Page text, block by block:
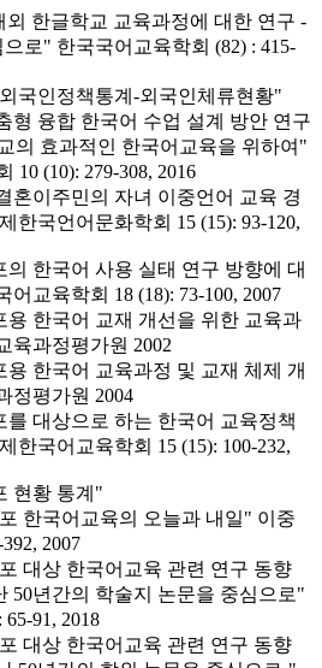
외 한글학교 교육과정에 대한 연구 -
로" 한국국어교육학회 (82) : 415-
국인정책통계-외국인체류현황"
형 융합 한국어 수업 설계 방안 연구
의 효과적인 한국어교육을 위하여"
10 (10): 279-308, 2016
혼이주민의 자녀 이중언어 교육 경
한국언어문화학회 15 (15): 93-120,
의 한국어 사용 실태 연구 방향에 대
교육학회 18 (18): 73-100, 2007
용 한국어 교재 개선을 위한 교육과
육과정평가원 2002
용 한국어 교육과정 및 교재 체제 개
정평가원 2004
를 대상으로 하는 한국어 교육정책
한국어교육학회 15 (15): 100-232,
현황 통계"
한국어교육의 오늘과 내일" 이중
2007
대상 한국어교육 관련 연구 동향
50년간의 학술지 논문을 중심으로"
91, 2018
대상 한국어교육 관련 연구 동향